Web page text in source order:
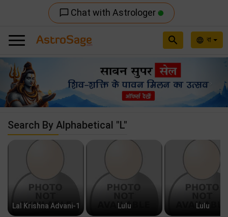
chat_bubble_outline Chat with Astrologer
language বা
search
Previous
Search By Alphabetical "L"
Lal Krishna Advani-1 Lulu Lulu